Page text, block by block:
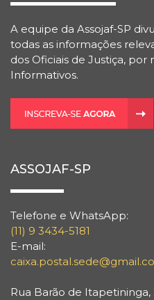
A equipe da Assojaf-SP
todas as informações
dos Oficiais de Justiça,
Informativos.
ASSOJAF-SP
Telefone e WhatsApp:
(11) 9 3434-5181
E-mail:
Rua Barão de Itapetininga,